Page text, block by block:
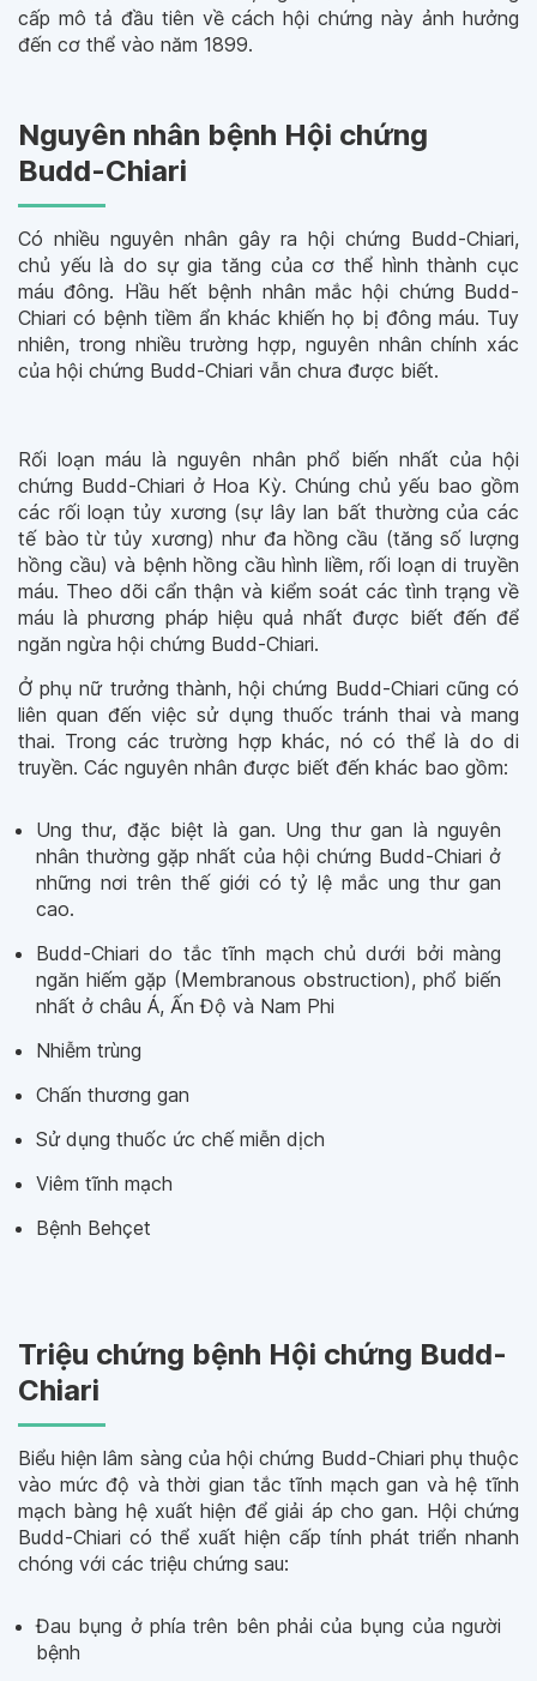
cấp mô tả đầu tiên về cách hội chứng này ảnh hưởng
đến cơ thể vào năm 1899.
Nguyên nhân bệnh Hội chứng
Budd-Chiari
Có nhiều nguyên nhân gây ra hội chứng Budd-Chiari,
chủ yếu là do sự gia tăng của cơ thể hình thành cục
máu đông. Hầu hết bệnh nhân mắc hội chứng Budd-
Chiari có bệnh tiềm ẩn khác khiến họ bị đông máu. Tuy
nhiên, trong nhiều trường hợp, nguyên nhân chính xác
của hội chứng Budd-Chiari vẫn chưa được biết.
Rối loạn máu là nguyên nhân phổ biến nhất của hội
chứng Budd-Chiari ở Hoa Kỳ. Chúng chủ yếu bao gồm
các rối loạn tủy xương (sự lây lan bất thường của các
tế bào từ tủy xương) như đa hồng cầu (tăng số lượng
hồng cầu) và bệnh hồng cầu hình liềm, rối loạn di truyền
máu. Theo dõi cẩn thận và kiểm soát các tình trạng về
máu là phương pháp hiệu quả nhất được biết đến để
ngăn ngừa hội chứng Budd-Chiari.
Ở phụ nữ trưởng thành, hội chứng Budd-Chiari cũng có
liên quan đến việc sử dụng thuốc tránh thai và mang
thai. Trong các trường hợp khác, nó có thể là do di
truyền. Các nguyên nhân được biết đến khác bao gồm:
Ung thư, đặc biệt là gan. Ung thư gan là nguyên
nhân thường gặp nhất của hội chứng Budd-Chiari ở
những nơi trên thế giới có tỷ lệ mắc ung thư gan
cao.
Budd-Chiari do tắc tĩnh mạch chủ dưới bởi màng
ngăn hiếm gặp (Membranous obstruction), phổ biến
nhất ở châu Á, Ấn Độ và Nam Phi
Nhiễm trùng
Chấn thương gan
Sử dụng thuốc ức chế miễn dịch
Viêm tĩnh mạch
Bệnh Behçet
Triệu chứng bệnh Hội chứng Budd-
Chiari
Biểu hiện lâm sàng của hội chứng Budd-Chiari phụ thuộc
vào mức độ và thời gian tắc tĩnh mạch gan và hệ tĩnh
mạch bàng hệ xuất hiện để giải áp cho gan. Hội chứng
Budd-Chiari có thể xuất hiện cấp tính phát triển nhanh
chóng với các triệu chứng sau:
Đau bụng ở phía trên bên phải của bụng của người
bệnh